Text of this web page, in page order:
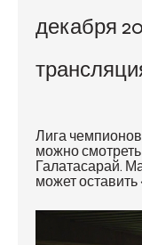
декабря
Лига
можно
Галатасарай.
может оставить